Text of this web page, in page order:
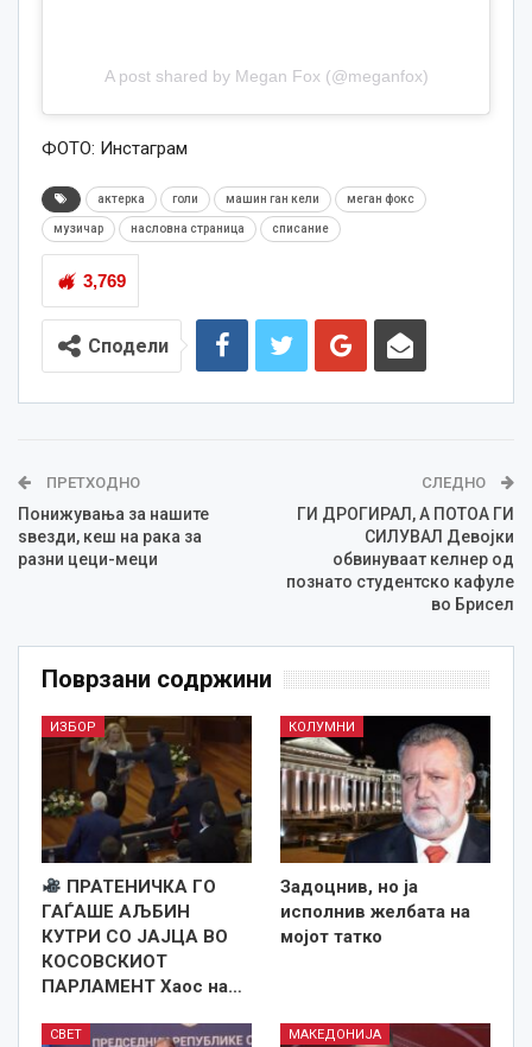
A post shared by Megan Fox (@meganfox)
ФОТО: Инстаграм
актерка голи машин ган кели меган фокс
музичар насловна страница списание
3,769
Сподели
ПРЕТХОДНО
Понижувања за нашите
ѕвезди, кеш на рака за
разни цеци-меци
СЛЕДНО
ГИ ДРОГИРАЛ, А ПОТОА ГИ
СИЛУВАЛ Девојки
обвинуваат келнер од
познато студентско кафуле
во Брисел
Поврзани содржини
ИЗБОР
ПРАТЕНИЧКА ГО
ГАЃАШЕ АЉБИН
КУТРИ СО ЈАЈЦА ВО
КОСОВСКИОТ
ПАРЛАМЕНТ Хаос на…
КОЛУМНИ
Задоцнив, но ја
исполнив желбата на
мојот татко
СВЕТ МАКЕДОНИЈА